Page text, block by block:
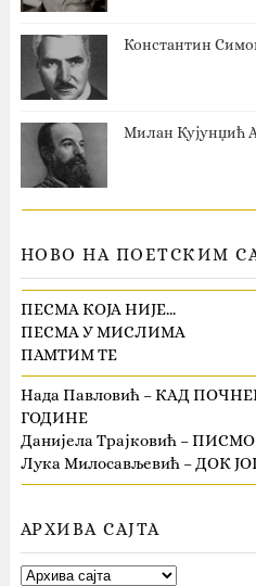
Константин
Милан Кујунџић
НОВО НА ПОЕТСКИМ
ПЕСМА КОЈА НИЈЕ…
ПЕСМА У МИСЛИМА
ПАМТИМ ТЕ
Нада Павловић – КАД
ГОДИНЕ
Данијела Трајковић –
Лука Милосављевић – ДОК
АРХИВА САЈТА